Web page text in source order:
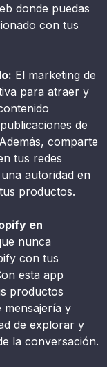
donde puedas
con tus
El marketing de
para atraer y
de
comparte
tus redes
autoridad en
productos.
en
nunca
con tus
esta app
productos
mensajería y
de explorar y
la conversación.